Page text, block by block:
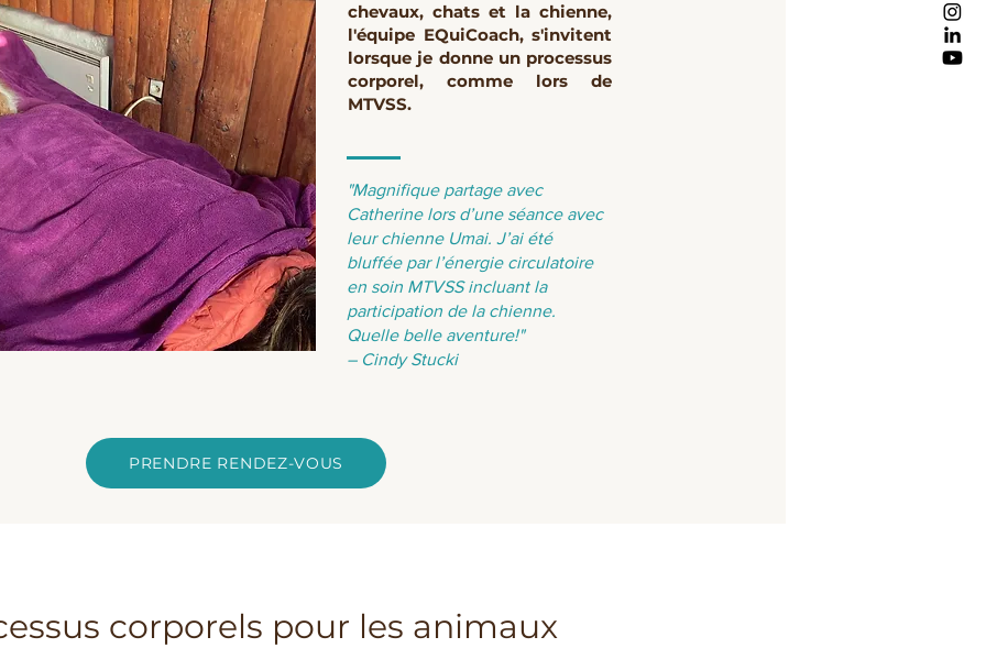
chevaux, chats et la chienne,
l'équipe EQuiCoach, s'invitent
lorsque je donne un processus
corporel, comme lors de
MTVSS.
"Magnifique partage avec
Catherine lors d’une séance avec
leur chienne Umai. J’ai été
bluffée par l’énergie circulatoire
en soin MTVSS incluant la
participation de la chienne.
Quelle belle aventure!"
– Cindy Stucki
PRENDRE RENDEZ-VOUS
corporels pour les animaux